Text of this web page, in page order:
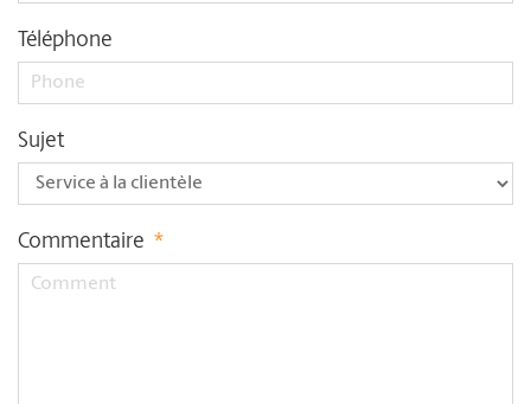
Téléphone
Sujet
Commentaire *